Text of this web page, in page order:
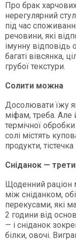
Про брак
нерегулярний
під час
речовини, які
імунну відповідь
багаті вівсянка,
грубої текстури.
Солити можна
Досолювати їжу
міфам, треба. Але
термічної
солі містять
продукти,
Сніданок —
Щоденний раціон
між сніданком,
перекусами, які
2 години від
— і сніданок
білки, овочі.